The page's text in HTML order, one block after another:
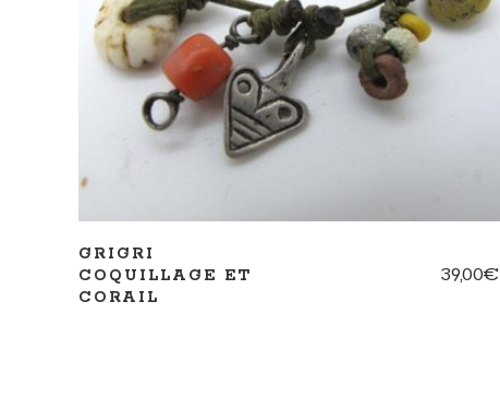
AJOUTER AU PANIER
GRIGRI
COQUILLAGE ET
CORAIL
39,00€